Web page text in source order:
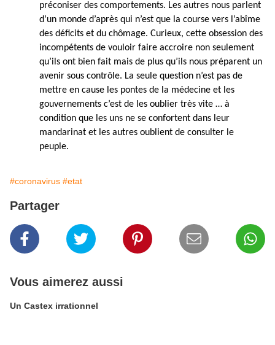
préconiser des comportements. Les autres nous parlent
d’un monde d’après qui n’est que la course vers l’abîme
des déficits et du chômage. Curieux, cette obsession des
incompétents de vouloir faire accroire non seulement
qu’ils ont bien fait mais de plus qu’ils nous préparent un
avenir sous contrôle. La seule question n’est pas de
mettre en cause les pontes de la médecine et les
gouvernements c’est de les oublier très vite … à
condition que les uns ne se confortent dans leur
mandarinat et les autres oublient de consulter le
peuple.
#coronavirus #etat
Partager
Vous aimerez aussi
Un Castex irrationnel